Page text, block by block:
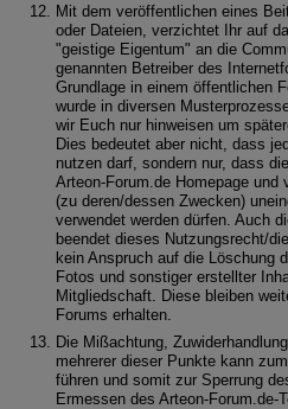
Mit dem veröffentlichen eines
oder Dateien, verzichtet Ihr auf
"geistige Eigentum" an die
genannten Betreiber des
Grundlage in einem öffentlichen
wurde in diversen
wir Euch nur hinweisen um
Dies bedeutet aber nicht, dass
nutzen darf, sondern nur, dass
Arteon-Forum.de Homepage
(zu deren/dessen Zwecken)
verwendet werden dürfen. Auch
beendet dieses Nutzungsrecht/
kein Anspruch auf die Löschung
Fotos und sonstiger erstellter
Mitgliedschaft. Diese bleiben
Forums erhalten.
Die Mißachtung,
mehrerer dieser Punkte kann
führen und somit zur Sperrung
Ermessen des Arteon-Forum.de-